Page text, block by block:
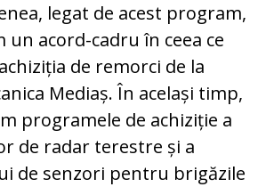
legat de acest program,
un acord-cadru în ceea ce
de remorci de la
Mediaș. În același timp,
programele de achiziție a
de radar terestre și a
de senzori pentru brigăzile